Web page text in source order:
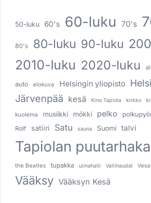
50-luku 60's 60-luku 70's
80's 80-luku 90-luku
2010-luku 2020-luku
auto elokuva Helsingin yliopisto
Järvenpää kesä Kino Tapiola kirkko
kuolema musiikki mökki pelko
Rolf satiiri Satu sauna Suomi talvi
Tapiolan
the Beatles tupakka uimahalli Vallihaudat
Vääksy Vääksyn Kesä